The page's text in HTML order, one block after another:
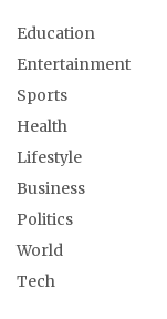
Education
Entertainment
Sports
Health
Lifestyle
Business
Politics
World
Tech